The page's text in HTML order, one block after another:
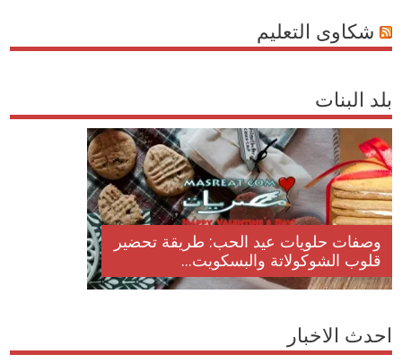
شكاوى التعليم
بلد البنات
وصفات حلويات
قلوب الشوكولاتة
أكلات عيد راس السنة الميلادية
المجيد الكريسما...
احدث الاخبار